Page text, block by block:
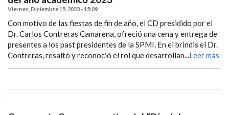
Viernes, Diciembre 15, 2023 - 15:09
Con motivo de las fiestas de fin de año, el CD presidido por el
Dr. Carlos Contreras Camarena, ofreció una cena y entrega de
presentes a los past presidentes de la SPMI. En el brindis el Dr.
Contreras, resaltó y reconoció el rol que desarrollan...Leer más